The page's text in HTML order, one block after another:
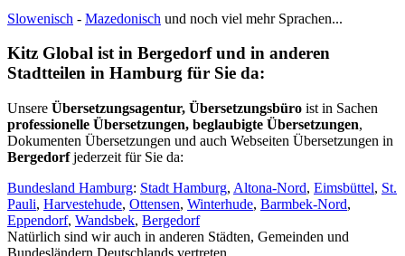
Slowenisch - Mazedonisch und noch viel mehr Sprachen...
Kitz Global ist in Bergedorf und in anderen
Stadtteilen in Hamburg für Sie da:
Unsere Übersetzungsagentur, Übersetzungsbüro ist in Sachen
professionelle Übersetzungen, beglaubigte Übersetzungen,
Dokumenten Übersetzungen und auch Webseiten Übersetzungen in
Bergedorfjederzeit für Sie da:
Bundesland Hamburg: Stadt Hamburg, Altona-Nord, Eimsbüttel, St.
Pauli, Harvestehude, Ottensen, Winterhude, Barmbek-Nord,
Eppendorf, Wandsbek, Bergedorf
Natürlich sind wir auch in anderen Städten, Gemeinden und